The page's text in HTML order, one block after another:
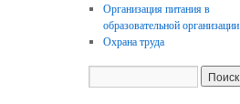
Организация питания в
образовательной организации
Охрана труда